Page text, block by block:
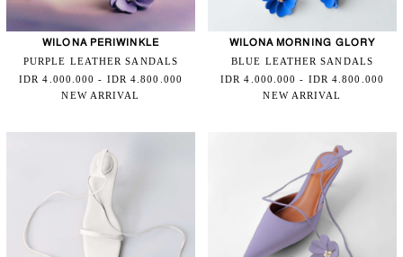
WILONA PERIWINKLE
PURPLE LEATHER SANDALS
IDR 4.000.000 - IDR 4.800.000
NEW ARRIVAL
WILONA MORNING GLORY
BLUE LEATHER SANDALS
IDR 4.000.000 - IDR 4.800.000
NEW ARRIVAL